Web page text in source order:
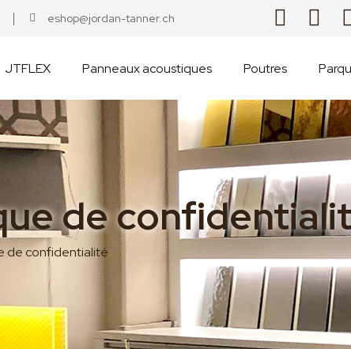
eshop@jordan-tanner.ch
JTFLEX Panneaux acoustiques Poutres
de
de confidentialité